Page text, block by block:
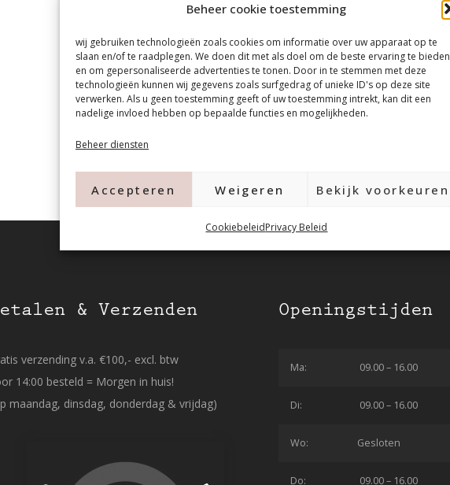
Beheer cookie toestemming
wij gebruiken technologieën zoals cookies om informatie over uw apparaat op te
slaan en/of te raadplegen. We doen dit met als doel om de beste ervaring te bieden
en om gepersonaliseerde advertenties te tonen. Door in te stemmen met deze
technologieën kunnen wij gegevens zoals surfgedrag of unieke ID's op deze site
verwerken. Als u geen toestemming geeft of uw toestemming intrekt, kan dit een
nadelige invloed hebben op bepaalde functies en mogelijkheden.
Beheer diensten
Accepteren Weigeren Bekijk voorkeuren
CookiebeleidPrivacy Beleid
& Verzenden
verzending v.a. €100,- excl. btw
14:00 besteld = Morgen in huis!
maandag, dinsdag, donderdag & vrijdag)
Openingstijden
Ma: 09.00 – 16.00
Di: 09.00 – 16.00
Wo: Gesloten
Do: 09.00 – 16.00